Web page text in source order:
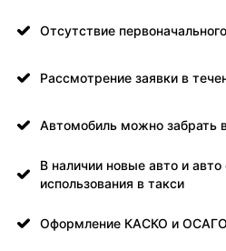
Отсутствие
Рассмотрение заявки в
Автомобиль можно забрать
В наличии новые авто и авто
использования в такси
Оформление КАСКО и ОСАГО